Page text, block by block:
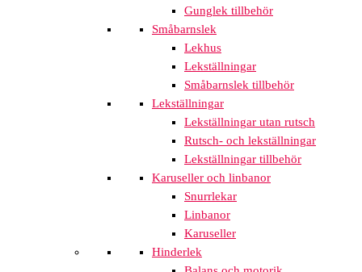
Gunglek tillbehör
Småbarnslek
Lekhus
Lekställningar
Småbarnslek tillbehör
Lekställningar
Lekställningar utan rutsch
Rutsch- och lekställningar
Lekställningar tillbehör
Karuseller och linbanor
Snurrlekar
Linbanor
Karuseller
Hinderlek